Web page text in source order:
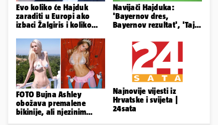
Evo koliko će Hajduk
zaraditi u Europi ako
izbaci Žalgiris i koliko
Navijači Hajduka:
'Bayernov dres,
Bayernov rezultat', 'Taj
Perišić'
FOTO Bujna Ashley
obožava premalene
bikinije, ali njezinim
Najnovije vijesti iz
Hrvatske i svijeta |
24sata